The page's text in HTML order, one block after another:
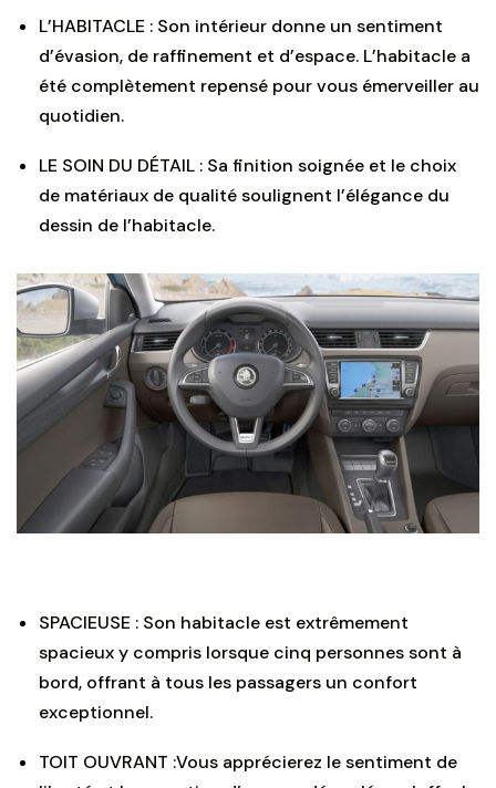
L’HABITACLE : Son intérieur donne un sentiment
d’évasion, de raffinement et d’espace. L’habitacle a
été complètement repensé pour vous émerveiller au
quotidien.
LE SOIN DU DÉTAIL : Sa finition soignée et le choix
de matériaux de qualité soulignent l’élégance du
dessin de l’habitacle.
SPACIEUSE : Son habitacle est extrêmement
spacieux y compris lorsque cinq personnes sont à
bord, offrant à tous les passagers un confort
exceptionnel.
TOIT OUVRANT :Vous apprécierez le sentiment de